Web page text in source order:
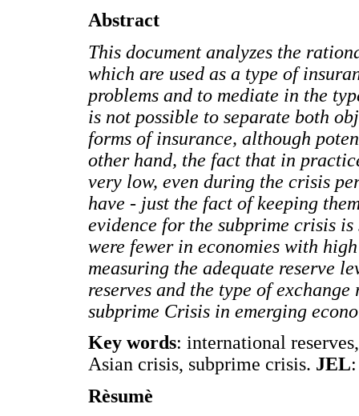
Abstract
This document analyzes the
which are used as a type of
problems and to mediate in the
is not possible to separate both
forms of insurance, although
other hand, the fact that in
very low, even during the crisis
have - just the fact of keeping
evidence for the subprime crisis is
were fewer in economies with
measuring the adequate reserve
reserves and the type of
subprime Crisis in emerging
Key words: international
Asian crisis, subprime crisis. JEL
Rèsumè